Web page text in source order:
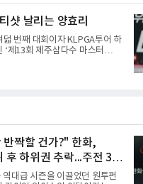
공동 115위에 머물러 컷 탈락이
올라섰다.통산 20승의 박민지는
시 테디밸리 골프앤리조트(파
운드에서 버디 8개와 보기 1개
65타를 쳤다. 1라운드에서 71
에 머물렀던 그는 8언더파 136타
회에서 우승하면 KLPGA 통산
1위에 오른다.라
샷 날리는 양효리
덟 번째 대회이자 KLPGA투어 하
‘제13회 제주삼다수 마스터
있다.
반짝할 건가?" 한화,
후 하위권 추락...주전 3명
많은 승리 챙겨야
역대급 시즌을 이끌었던 원투펀